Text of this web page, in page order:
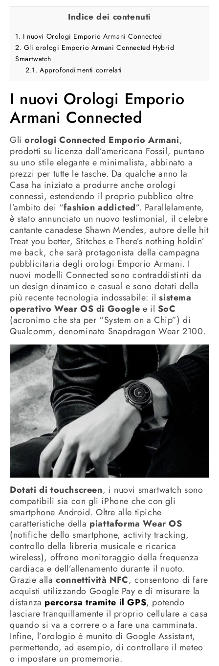
Indice dei contenuti
1. I nuovi Orologi Emporio Armani Connected
2. Gli orologi Emporio Armani Connected Hybrid
Smartwatch
2.1. Approfondimenti correlati
I nuovi Orologi Emporio
Armani Connected
Gliorologi Connected Emporio Armani,
prodotti su licenza dall’americana Fossil, puntano
su uno stile elegante e minimalista, abbinato a
prezzi per tutte le tasche. Da qualche anno la
Casa ha iniziato a produrre anche orologi
connessi, estendendo il proprio pubblico oltre
l’ambito dei “fashion addicted”. Parallelamente,
è stato annunciato un nuovo testimonial, il celebre
cantante canadese Shawn Mendes, autore delle hit
Treat you better, Stitches e There’s nothing holdin’
me back, che sarà protagonista della campagna
pubblicitaria degli orologi Emporio Armani. I
nuovi modelli Connected sono contraddistinti da
un design dinamico e casual e sono dotati della
più recente tecnologia indossabile: ilsistema
operativo Wear OS di Google e il SoC
(acronimo che sta per “System on a Chip”) di
Qualcomm, denominato Snapdragon Wear 2100.
Dotati di touchscreen, i nuovi smartwatch sono
compatibili sia con gli iPhone che con gli
smartphone Android. Oltre alle tipiche
caratteristiche della piattaforma Wear OS
(notifiche dello smartphone, activity tracking,
controllo della libreria musicale e ricarica
wireless), offrono monitoraggio della frequenza
cardiaca e dell’allenamento durante il nuoto.
Grazie allaconnettività NFC, consentono di fare
acquisti utilizzando Google Pay e di misurare la
distanza percorsa tramite il GPS, potendo
lasciare tranquillamente il proprio cellulare a casa
quando si va a correre o a fare una camminata.
Infine, l’orologio è munito di Google Assistant,
permettendo, ad esempio, di controllare il meteo
o impostare un promemoria.